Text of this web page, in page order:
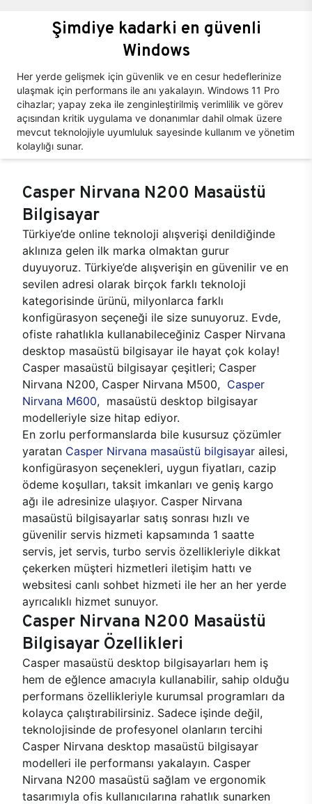
Şimdiye kadarki en güvenli
Windows
Her yerde gelişmek için güvenlik ve en cesur hedeflerinize
ulaşmak için performans ile anı yakalayın. Windows 11 Pro
cihazlar; yapay zeka ile zenginleştirilmiş verimlilik ve görev
açısından kritik uygulama ve donanımlar dahil olmak üzere
mevcut teknolojiyle uyumluluk sayesinde kullanım ve yönetim
kolaylığı sunar.
Casper Nirvana N200 Masaüstü
Bilgisayar
Türkiye’de online teknoloji alışverişi denildiğinde
aklınıza gelen ilk marka olmaktan gurur
duyuyoruz. Türkiye’de alışverişin en güvenilir ve en
sevilen adresi olarak birçok farklı teknoloji
kategorisinde ürünü, milyonlarca farklı
konfigürasyon seçeneği ile size sunuyoruz. Evde,
ofiste rahatlıkla kullanabileceğiniz Casper Nirvana
desktop masaüstü bilgisayar ile hayat çok kolay!
Casper masaüstü bilgisayar çeşitleri; Casper
Nirvana N200, Casper Nirvana M500, Casper
Nirvana M600, masaüstü desktop bilgisayar
modelleriyle size hitap ediyor.
En zorlu performanslarda bile kusursuz çözümler
yaratan Casper Nirvana masaüstü bilgisayar ailesi,
konfigürasyon seçenekleri, uygun fiyatları, cazip
ödeme koşulları, taksit imkanları ve geniş kargo
ağı ile adresinize ulaşıyor. Casper Nirvana
masaüstü bilgisayarlar satış sonrası hızlı ve
güvenilir servis hizmeti kapsamında 1 saatte
servis, jet servis, turbo servis özellikleriyle dikkat
çekerken müşteri hizmetleri iletişim hattı ve
websitesi canlı sohbet hizmeti ile her an her yerde
ayrıcalıklı hizmet sunuyor.
Casper Nirvana N200 Masaüstü
Bilgisayar Özellikleri
Casper masaüstü desktop bilgisayarları hem iş
hem de eğlence amacıyla kullanabilir, sahip olduğu
performans özellikleriyle kurumsal programları da
kolayca çalıştırabilirsiniz. Sadece işinde değil,
teknolojisinde de profesyonel olanların tercihi
Casper Nirvana desktop masaüstü bilgisayar
modelleri ile performansı yakalayın. Casper
Nirvana N200 masaüstü sağlam ve ergonomik
tasarımıyla ofis kullanıcılarına rahatlık sunarken